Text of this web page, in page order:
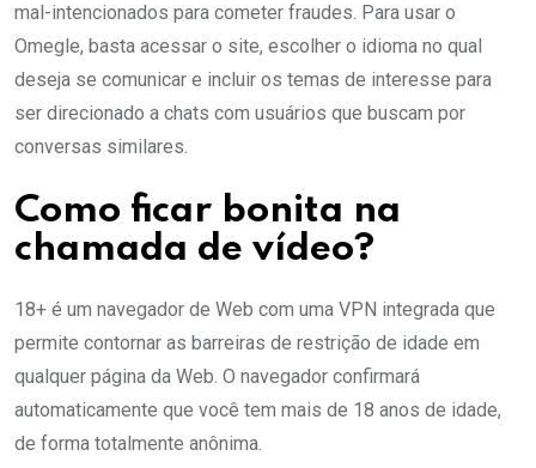
mal-intencionados para cometer fraudes. Para usar o
Omegle, basta acessar o site, escolher o idioma no qual
deseja se comunicar e incluir os temas de interesse para
ser direcionado a chats com usuários que buscam por
conversas similares.
Como ficar bonita na
chamada de vídeo?
18+ é um navegador de Web com uma VPN integrada que
permite contornar as barreiras de restrição de idade em
qualquer página da Web. O navegador confirmará
automaticamente que você tem mais de 18 anos de idade,
de forma totalmente anônima.